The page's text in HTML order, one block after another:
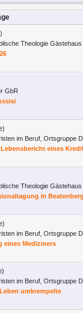
Theologie Gästehaus
GbR
im Beruf, Ortsgruppe
eines
Theologie Gästehaus
in
im Beruf, Ortsgruppe
eines Mediziners
im Beruf, Ortsgruppe
umkrempelte